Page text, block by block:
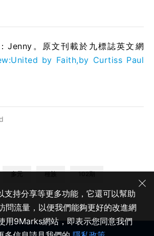
Jenny。原文刊載於九標誌英文網
by Faith,by Curtiss Paul
多元 種族 102期
持分享等更多功能，它還可以幫助
問流量，以便我們能夠更好的改進網
用9Marks網站，即表示您同意我們